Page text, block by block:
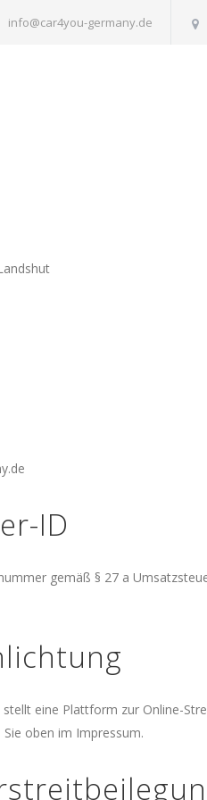
info@car4you-germany.de
ID
gemäß § 27 a
eine Plattform zur Online-
oben im Impressum.